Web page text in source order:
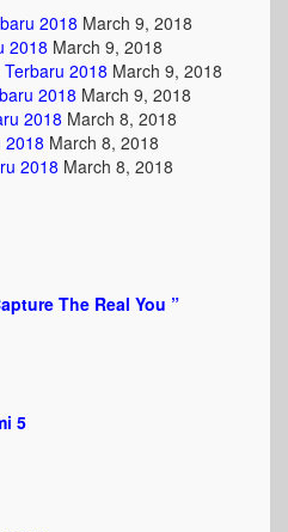
2018 March 9, 2018
2018 March 9, 2018
2018 March 9, 2018
2018 March 9, 2018
2018 March 8, 2018
2018 March 8, 2018
2018 March 8, 2018
The Real You ”
5